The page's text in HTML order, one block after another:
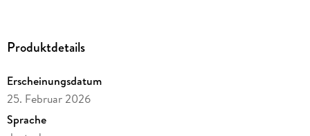
Anwendungen eingepackt, muss er sich entscheiden, ob er im
will. Die Menschen hier, Ärzte, Schwestern, Patienten, sind
ihm fremd, doch bald sind sie seine Welt.
Nur scheint die Klinik wirtschaftlich nicht rundzulaufen. Ein
Produktdetails
Erscheinungsdatum
25. Februar 2026
Sprache